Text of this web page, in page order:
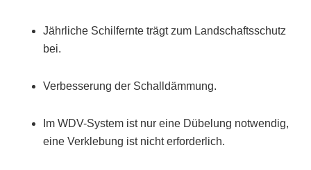
Jährliche Schilfernte trägt zum Landschaftsschutz
bei.
Verbesserung der Schalldämmung.
Im WDV-System ist nur eine Dübelung notwendig,
eine Verklebung ist nicht erforderlich.